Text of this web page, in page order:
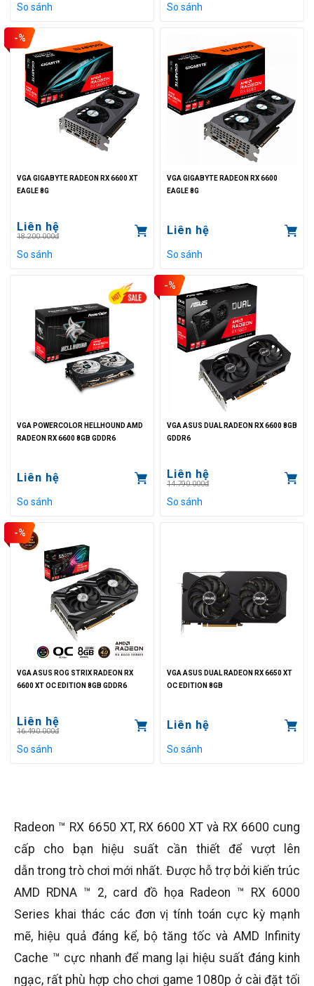
So sánh So sánh
-%
VGA GIGABYTE RADEON RX 6600 XT
EAGLE 8G
Liên hệ
18.200.000đ
So sánh
VGA GIGABYTE RADEON RX 6600
EAGLE 8G
Liên hệ
So sánh
VGA POWERCOLOR HELLHOUND AMD
RADEON RX 6600 8GB GDDR6
Liên hệ
So sánh
-%
VGA ASUS DUAL RADEON RX 6600 8GB
GDDR6
Liên hệ
14.790.000đ
So sánh
-%
VGA ASUS ROG STRIX RADEON RX
6600 XT OC EDITION 8GB GDDR6
Liên hệ
16.490.000đ
So sánh
VGA ASUS DUAL RADEON RX 6650 XT
OC EDITION 8GB
Liên hệ
So sánh
Radeon ™ RX 6650 XT, RX 6600 XT và RX 6600 cung
cấp cho bạn hiệu suất cần thiết để vượt lên
dẫn trong trò chơi mới nhất. Được hỗ trợ bởi kiến ​​trúc
AMD RDNA ™ 2, card đồ họa Radeon ™ RX 6000
Series khai thác các đơn vị tính toán cực kỳ mạnh
mẽ, hiệu quả đáng kể, bộ tăng tốc và AMD Infinity
Cache ™ cực nhanh để mang lại hiệu suất đáng kinh
ngạc, rất phù hợp cho chơi game 1080p ở cài đặt tối